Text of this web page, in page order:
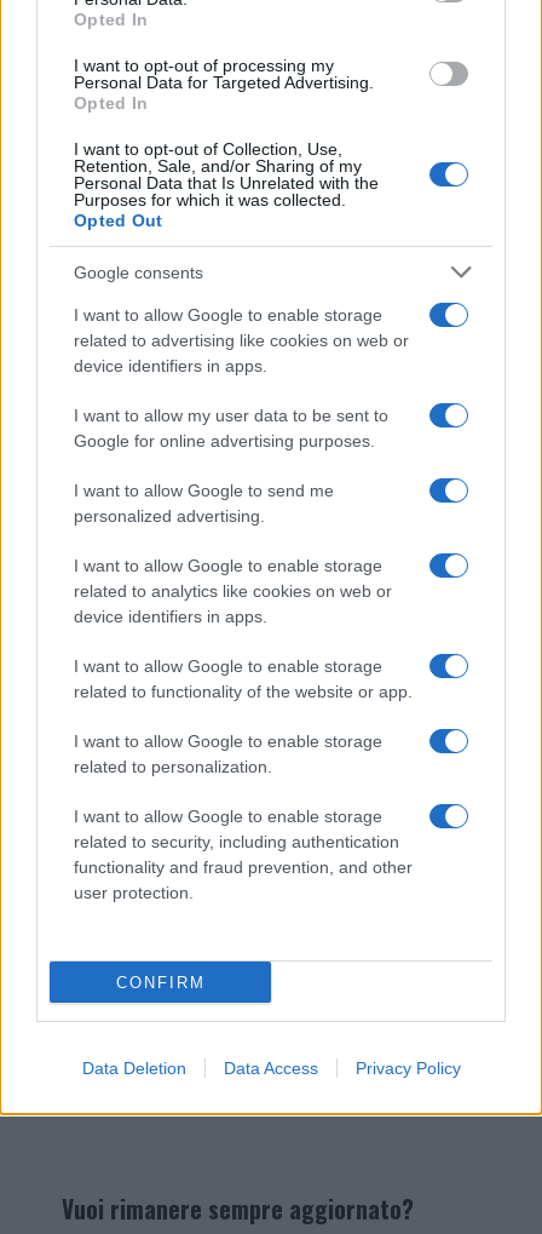
Opted In
I want to opt-out of processing my
Personal Data for Targeted Advertising.
Opted In
I want to opt-out of Collection, Use,
Retention, Sale, and/or Sharing of my
Personal Data that Is Unrelated with the
Purposes for which it was collected.
Opted Out
Google consents
I want to allow Google to enable storage
related to advertising like cookies on web or
device identifiers in apps.
I want to allow my user data to be sent to
Google for online advertising purposes.
I want to allow Google to send me
personalized advertising.
I want to allow Google to enable storage
related to analytics like cookies on web or
device identifiers in apps.
I want to allow Google to enable storage
related to functionality of the website or app.
I want to allow Google to enable storage
related to personalization.
I want to allow Google to enable storage
related to security, including authentication
functionality and fraud prevention, and other
user protection.
CONFIRM
Data Deletion Data Access Privacy Policy
NECROLOGIE
Mario Malu
Paolo Pinna
Martina Agostina Diturco
I nostri cari
I nostri cari
I nostri cari
Giovannimaria Cabras
Vuoi rimanere sempre aggiornato?